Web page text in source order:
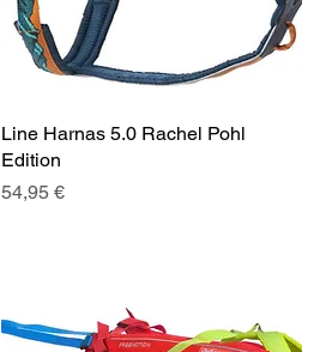
Line Harnas 5.0 Rachel Pohl
Edition
Prix
54,95 €